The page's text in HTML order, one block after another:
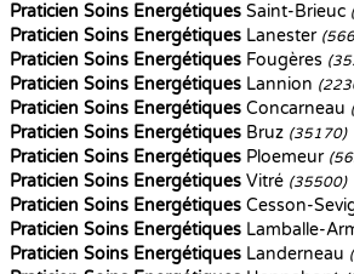
Praticien Soins Energétiques Saint-Brieuc
Praticien Soins Energétiques Lanester
Praticien Soins Energétiques Fougères
Praticien Soins Energétiques Lannion
Praticien Soins Energétiques Concarneau
Praticien Soins Energétiques Bruz (35170)
Praticien Soins Energétiques Ploemeur
Praticien Soins Energétiques Vitré (35500)
Praticien Soins Energétiques Cesson-
Praticien Soins Energétiques Lamballe-
Praticien Soins Energétiques Landerneau